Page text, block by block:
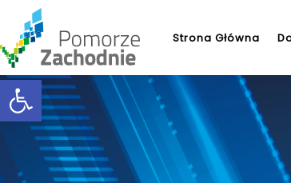
Open toolbar
Strona Główna